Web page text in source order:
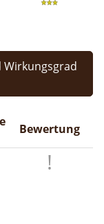
Wirkungsgrad
Bewertung